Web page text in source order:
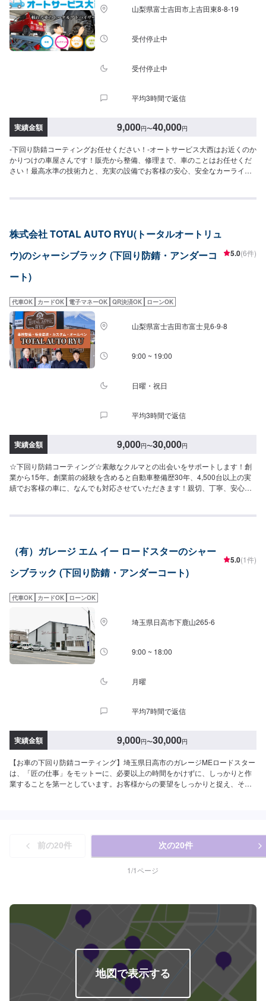
山梨県富士吉田市上吉田東8-8-19
受付停止中
受付停止中
平均3時間で返信
実績金額 9,000円〜40,000円
-下回り防錆コーティングお任せください！-オートサービス大西はお近くのか
かりつけの車屋さんです！販売から整備、修理まで、車のことはお任せくだ
さい！最高水準の技術力と、充実の設備でお客様の安心、安全なカーライフ
ただければ作業開始【4】仕上がり次第納車-代車について-無料の代車ご用意
株式会社 TOTAL AUTO RYU(トータルオートリュ
ウ)のシャーシブラック (下回り防錆・アンダーコ
ート)
5.0(6件)
代車OK カードOK 電子マネーOK QR決済OK ローンOK
山梨県富士吉田市富士見6-9-8
9:00 ~ 19:00
日曜・祝日
平均3時間で返信
実績金額 9,000円〜30,000円
☆下回り防錆コーティング☆素敵なクルマとの出会いをサポートします！創
業から15年。創業前の経験を含めると自動車整備歴30年、4,500台以上の実
績でお客様の車に、なんでも対応させていただきます！親切、丁寧、安心安
得いただければ作業開始【4】仕上がり次第納車☆持ち込みパーツへの交換も
車は無料です。修理時は代車をご利用ください。燃料代はお客様のご負担と
なります。予め、ご了承ください。【定休日・営業時間】定休日：日曜日、
祝日営業時間：9:00~19:00
（有）ガレージ エム イー ロードスターのシャー
シブラック (下回り防錆・アンダーコート)
5.0(1件)
代車OK カードOK ローンOK
埼玉県日高市下鹿山265-6
9:00 ~ 18:00
月曜
平均7時間で返信
実績金額 9,000円〜30,000円
【お車の下回り防錆コーティング】埼玉県日高市のガレージMEロードスター
は、「匠の仕事」をモットーに、必要以上の時間をかけずに、しっかりと作
業することを第一としています。お客様からの要望をしっかりと捉え、それ
をもとどおりに修理。【1】オファーにてお問い合わせ【2】お見積り【3】
お見積りにご納得いただければ作業開始【4】仕上がり次第納車<代車につい
て>自費修理、整備に限り代車の貸し出しを無料で行っております。有償での
レンタル貸出も行っております。お気軽にご相談下さい。※代車の燃料代はお
前の20件 次の20件
1/1ページ
地図で表示する